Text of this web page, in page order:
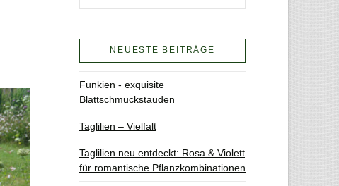
NEUESTE BEITRÄGE
Funkien - exquisite
Blattschmuckstauden
Taglilien – Vielfalt
Taglilien neu entdeckt: Rosa & Violett
für romantische Pflanzkombinationen